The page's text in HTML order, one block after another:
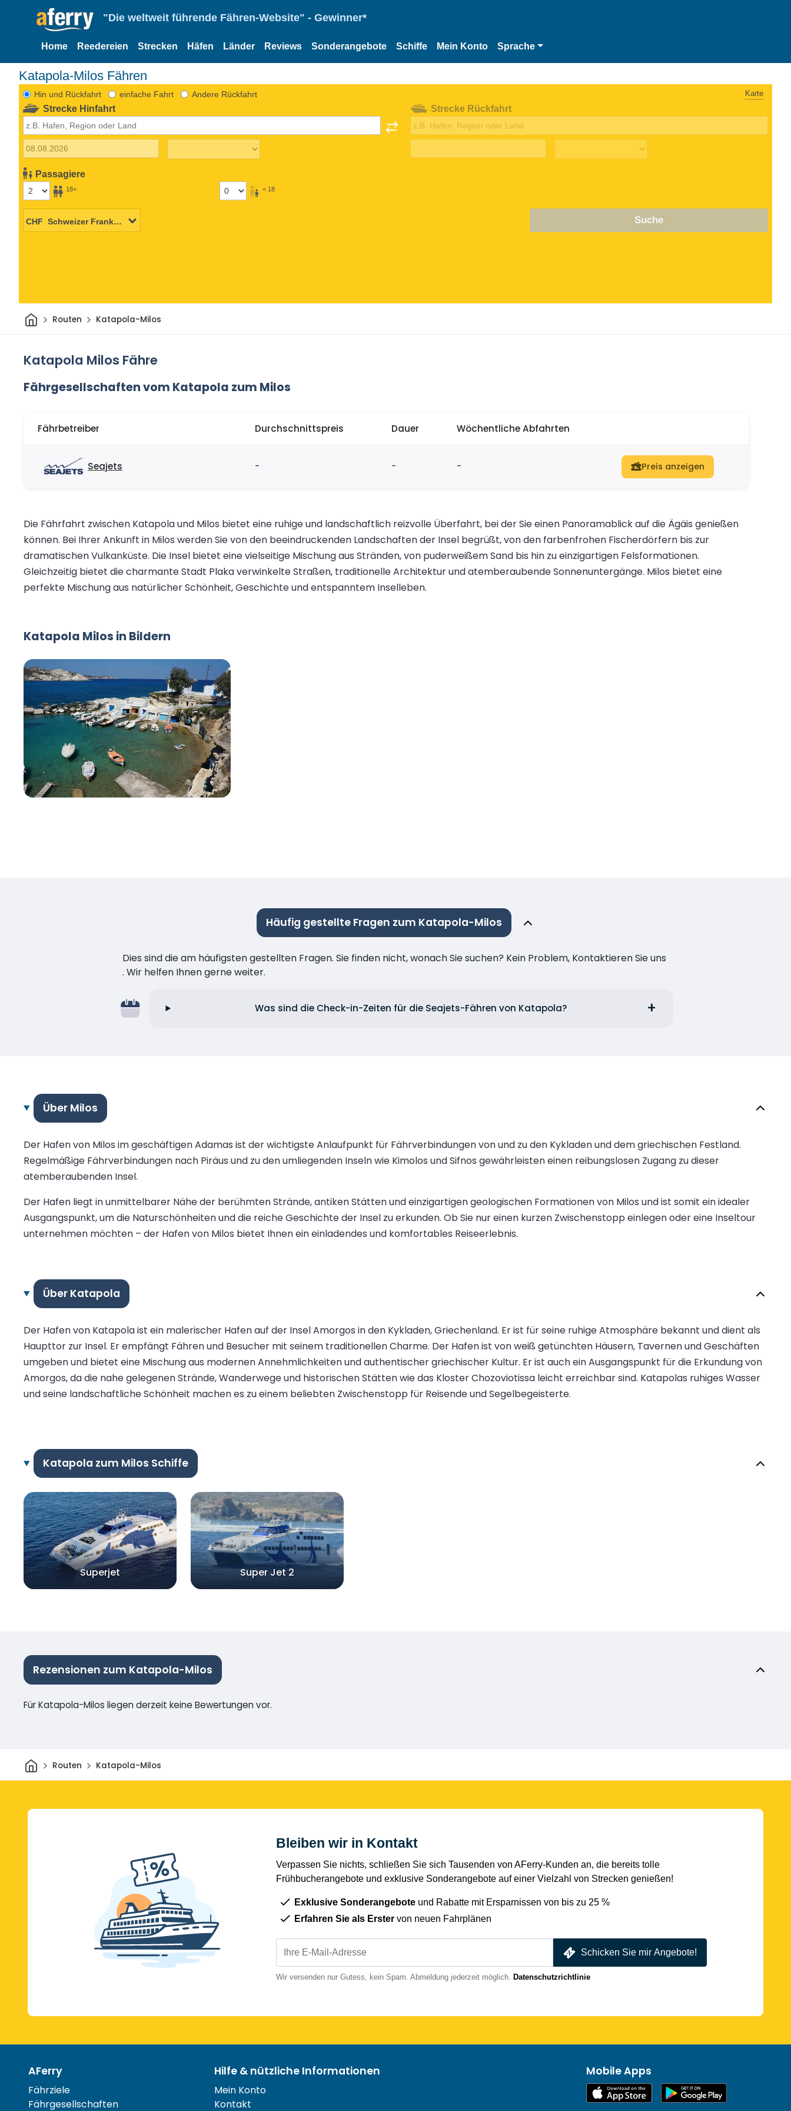
"Die weltweit führende Fähren-Website" - Gewinner*
Home Reedereien Strecken Häfen Länder Reviews Sonderangebote Schiffe Mein Konto Sprache
Katapola-Milos Fähren
Hin und Rückfahrt einfache Fahrt Andere Rückfahrt Karte
Strecke Hinfahrt
Passagiere
18+ < 18
Strecke Rückfahrt
Suche
HeimRouten Katapola-Milos
Katapola Milos Fähre
Fährgesellschaften vom Katapola zum Milos
Fährbetreiber Durchschnittspreis Dauer Wöchentliche Abfahrten
Seajets - - - Preis anzeigen
Die Fährfahrt zwischen Katapola und Milos bietet eine ruhige und landschaftlich reizvolle Überfahrt, bei der Sie einen Panoramablick auf die Ägäis genießen
können. Bei Ihrer Ankunft in Milos werden Sie von den beeindruckenden Landschaften der Insel begrüßt, von den farbenfrohen Fischerdörfern bis zur
dramatischen Vulkanküste. Die Insel bietet eine vielseitige Mischung aus Stränden, von puderweißem Sand bis hin zu einzigartigen Felsformationen.
Gleichzeitig bietet die charmante Stadt Plaka verwinkelte Straßen, traditionelle Architektur und atemberaubende Sonnenuntergänge. Milos bietet eine
perfekte Mischung aus natürlicher Schönheit, Geschichte und entspanntem Inselleben.
Katapola Milos in Bildern
Häufig gestellte Fragen zum Katapola-Milos
Dies sind die am häufigsten gestellten Fragen. Sie finden nicht, wonach Sie suchen? Kein Problem, Kontaktieren Sie uns
. Wir helfen Ihnen gerne weiter.
Was sind die Check-in-Zeiten für die Seajets-Fähren von Katapola?
Über Milos
Der Hafen von Milos im geschäftigen Adamas ist der wichtigste Anlaufpunkt für Fährverbindungen von und zu den Kykladen und dem griechischen Festland.
Regelmäßige Fährverbindungen nach Piräus und zu den umliegenden Inseln wie Kimolos und Sifnos gewährleisten einen reibungslosen Zugang zu dieser
atemberaubenden Insel.
Der Hafen liegt in unmittelbarer Nähe der berühmten Strände, antiken Stätten und einzigartigen geologischen Formationen von Milos und ist somit ein idealer
Ausgangspunkt, um die Naturschönheiten und die reiche Geschichte der Insel zu erkunden. Ob Sie nur einen kurzen Zwischenstopp einlegen oder eine Inseltour
unternehmen möchten – der Hafen von Milos bietet Ihnen ein einladendes und komfortables Reiseerlebnis.
Über Katapola
Der Hafen von Katapola ist ein malerischer Hafen auf der Insel Amorgos in den Kykladen, Griechenland. Er ist für seine ruhige Atmosphäre bekannt und dient als
Haupttor zur Insel. Er empfängt Fähren und Besucher mit seinem traditionellen Charme. Der Hafen ist von weiß getünchten Häusern, Tavernen und Geschäften
umgeben und bietet eine Mischung aus modernen Annehmlichkeiten und authentischer griechischer Kultur. Er ist auch ein Ausgangspunkt für die Erkundung von
Amorgos, da die nahe gelegenen Strände, Wanderwege und historischen Stätten wie das Kloster Chozoviotissa leicht erreichbar sind. Katapolas ruhiges Wasser
und seine landschaftliche Schönheit machen es zu einem beliebten Zwischenstopp für Reisende und Segelbegeisterte.
Katapola zum Milos Schiffe
Superjet Super Jet 2
Rezensionen zum Katapola-Milos
Für Katapola-Milos liegen derzeit keine Bewertungen vor.
HeimRouten Katapola-Milos
Bleiben wir in Kontakt
Verpassen Sie nichts, schließen Sie sich Tausenden von AFerry-Kunden an, die bereits tolle
Frühbucherangebote und exklusive Sonderangebote auf einer Vielzahl von Strecken genießen!
Exklusive Sonderangebote und Rabatte mit Ersparnissen von bis zu 25 %
Erfahren Sie als Erster von neuen Fahrplänen
Schicken Sie mir Angebote!
Wir versenden nur Gutess, kein Spam. Abmeldung jederzeit möglich. Datenschutzrichtlinie
AFerry
Fährziele
Fährgesellschaften
Hilfe & nützliche Informationen
Mein Konto
Kontakt
Mobile Apps